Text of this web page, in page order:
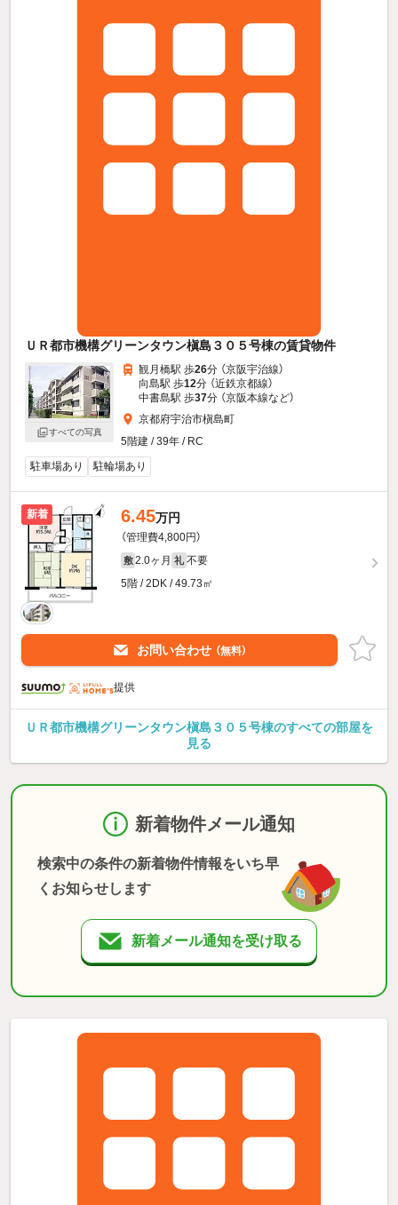
ＵＲ都市機構グリーンタウン槇島３０５号棟の賃貸物件
すべての写真
観月橋駅 歩26分 （京阪宇治線）
向島駅 歩12分 （近鉄京都線）
中書島駅 歩37分 （京阪本線など）
京都府宇治市槇島町
5階建 / 39年 / RC
駐車場あり
駐輪場あり
新着 6.45万円
（管理費4,800円）
敷 2.0ヶ月 礼 不要
5階 / 2DK / 49.73㎡
お問い合わせ （無料）
提供
ＵＲ都市機構グリーンタウン槇島３０５号棟のすべての部屋を
見る
新着物件メール通知
検索中の条件の新着物件情報をいち早
くお知らせします
新着メール通知を受け取る